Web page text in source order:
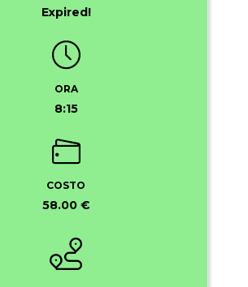
Expired!
ORA
8:15
COSTO
58.00 €